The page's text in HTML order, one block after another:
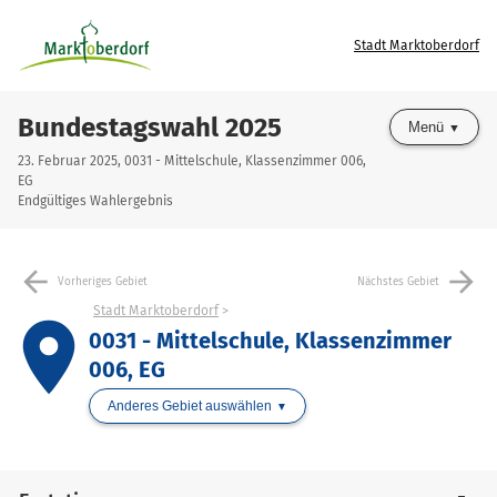
Stadt Marktoberdorf
Bundestagswahl 2025
23. Februar 2025, 0031 - Mittelschule, Klassenzimmer 006,
EG
Endgültiges Wahlergebnis
Menü
arrow_back Vorheriges Gebiet Nächstes Gebiet arrow_forward
place
Stadt Marktoberdorf
0031 - Mittelschule, Klassenzimmer
006, EG
Anderes Gebiet auswählen